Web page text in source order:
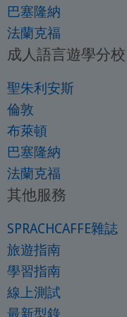
巴塞隆納
法蘭克福
成人語言遊學分校
聖朱利安斯
倫敦
布萊頓
巴塞隆納
法蘭克福
其他服務
SPRACHCAFFE雜誌
旅遊指南
學習指南
線上測試